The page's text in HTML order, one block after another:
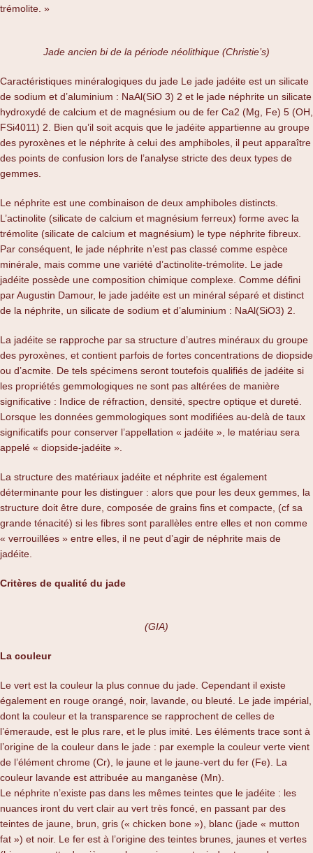
trémolite. »
Jade ancien bi de la période néolithique (Christie’s)
Caractéristiques minéralogiques du jade Le jade jadéite est un silicate
de sodium et d’aluminium : NaAl(SiO 3) 2 et le jade néphrite un silicate
hydroxydé de calcium et de magnésium ou de fer Ca2 (Mg, Fe) 5 (OH,
FSi4011) 2. Bien qu’il soit acquis que le jadéite appartienne au groupe
des pyroxènes et le néphrite à celui des amphiboles, il peut apparaître
des points de confusion lors de l’analyse stricte des deux types de
gemmes.
Le néphrite est une combinaison de deux amphiboles distincts.
L’actinolite (silicate de calcium et magnésium ferreux) forme avec la
trémolite (silicate de calcium et magnésium) le type néphrite fibreux.
Par conséquent, le jade néphrite n’est pas classé comme espèce
minérale, mais comme une variété d’actinolite-trémolite. Le jade
jadéite possède une composition chimique complexe. Comme défini
par Augustin Damour, le jade jadéite est un minéral séparé et distinct
de la néphrite, un silicate de sodium et d’aluminium : NaAl(SiO3) 2.
La jadéite se rapproche par sa structure d’autres minéraux du groupe
des pyroxènes, et contient parfois de fortes concentrations de diopside
ou d’acmite. De tels spécimens seront toutefois qualifiés de jadéite si
les propriétés gemmologiques ne sont pas altérées de manière
significative : Indice de réfraction, densité, spectre optique et dureté.
Lorsque les données gemmologiques sont modifiées au-delà de taux
significatifs pour conserver l’appellation « jadéite », le matériau sera
appelé « diopside-jadéite ».
La structure des matériaux jadéite et néphrite est également
déterminante pour les distinguer : alors que pour les deux gemmes, la
structure doit être dure, composée de grains fins et compacte, (cf sa
grande ténacité) si les fibres sont parallèles entre elles et non comme
« verrouillées » entre elles, il ne peut d’agir de néphrite mais de
jadéite.
Critères de qualité du jade
(GIA)
La couleur
Le vert est la couleur la plus connue du jade. Cependant il existe
également en rouge orangé, noir, lavande, ou bleuté. Le jade impérial,
dont la couleur et la transparence se rapprochent de celles de
l’émeraude, est le plus rare, et le plus imité. Les éléments trace sont à
l’origine de la couleur dans le jade : par exemple la couleur verte vient
de l’élément chrome (Cr), le jaune et le jaune-vert du fer (Fe). La
couleur lavande est attribuée au manganèse (Mn).
Le néphrite n’existe pas dans les mêmes teintes que le jadéite : les
nuances iront du vert clair au vert très foncé, en passant par des
teintes de jaune, brun, gris (« chicken bone »), blanc (jade « mutton
fat ») et noir. Le fer est à l’origine des teintes brunes, jaunes et vertes